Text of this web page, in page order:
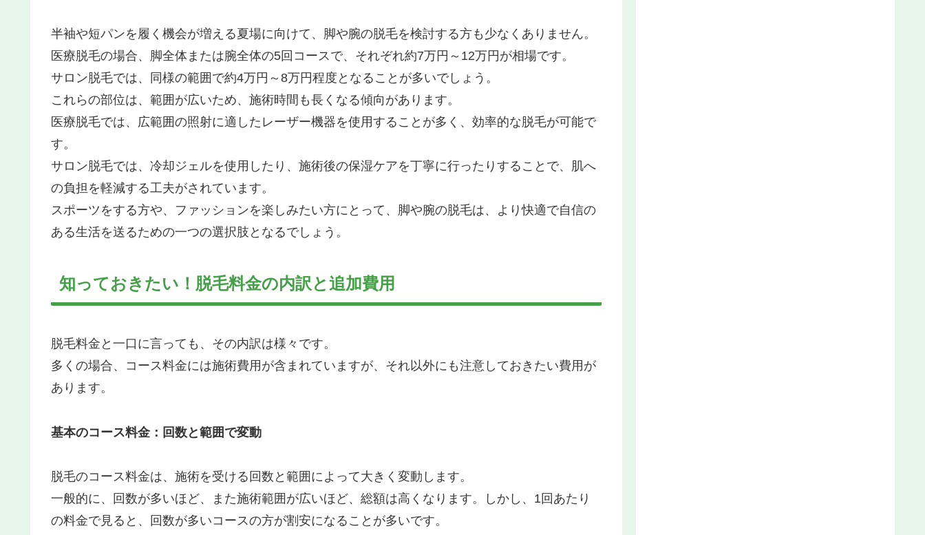
半袖や短パンを履く機会が増える夏場に向けて、脚や腕の脱毛を検討する方も少なくありません。
医療脱毛の場合、脚全体または腕全体の5回コースで、それぞれ約7万円～12万円が相場です。
サロン脱毛では、同様の範囲で約4万円～8万円程度となることが多いでしょう。
これらの部位は、範囲が広いため、施術時間も長くなる傾向があります。
医療脱毛では、広範囲の照射に適したレーザー機器を使用することが多く、効率的な脱毛が可能で
す。
サロン脱毛では、冷却ジェルを使用したり、施術後の保湿ケアを丁寧に行ったりすることで、肌へ
の負担を軽減する工夫がされています。
スポーツをする方や、ファッションを楽しみたい方にとって、脚や腕の脱毛は、より快適で自信の
ある生活を送るための一つの選択肢となるでしょう。
知っておきたい！脱毛料金の内訳と追加費用
脱毛料金と一口に言っても、その内訳は様々です。
多くの場合、コース料金には施術費用が含まれていますが、それ以外にも注意しておきたい費用が
あります。
基本のコース料金：回数と範囲で変動
脱毛のコース料金は、施術を受ける回数と範囲によって大きく変動します。
一般的に、回数が多いほど、また施術範囲が広いほど、総額は高くなります。しかし、1回あたり
の料金で見ると、回数が多いコースの方が割安になることが多いです。